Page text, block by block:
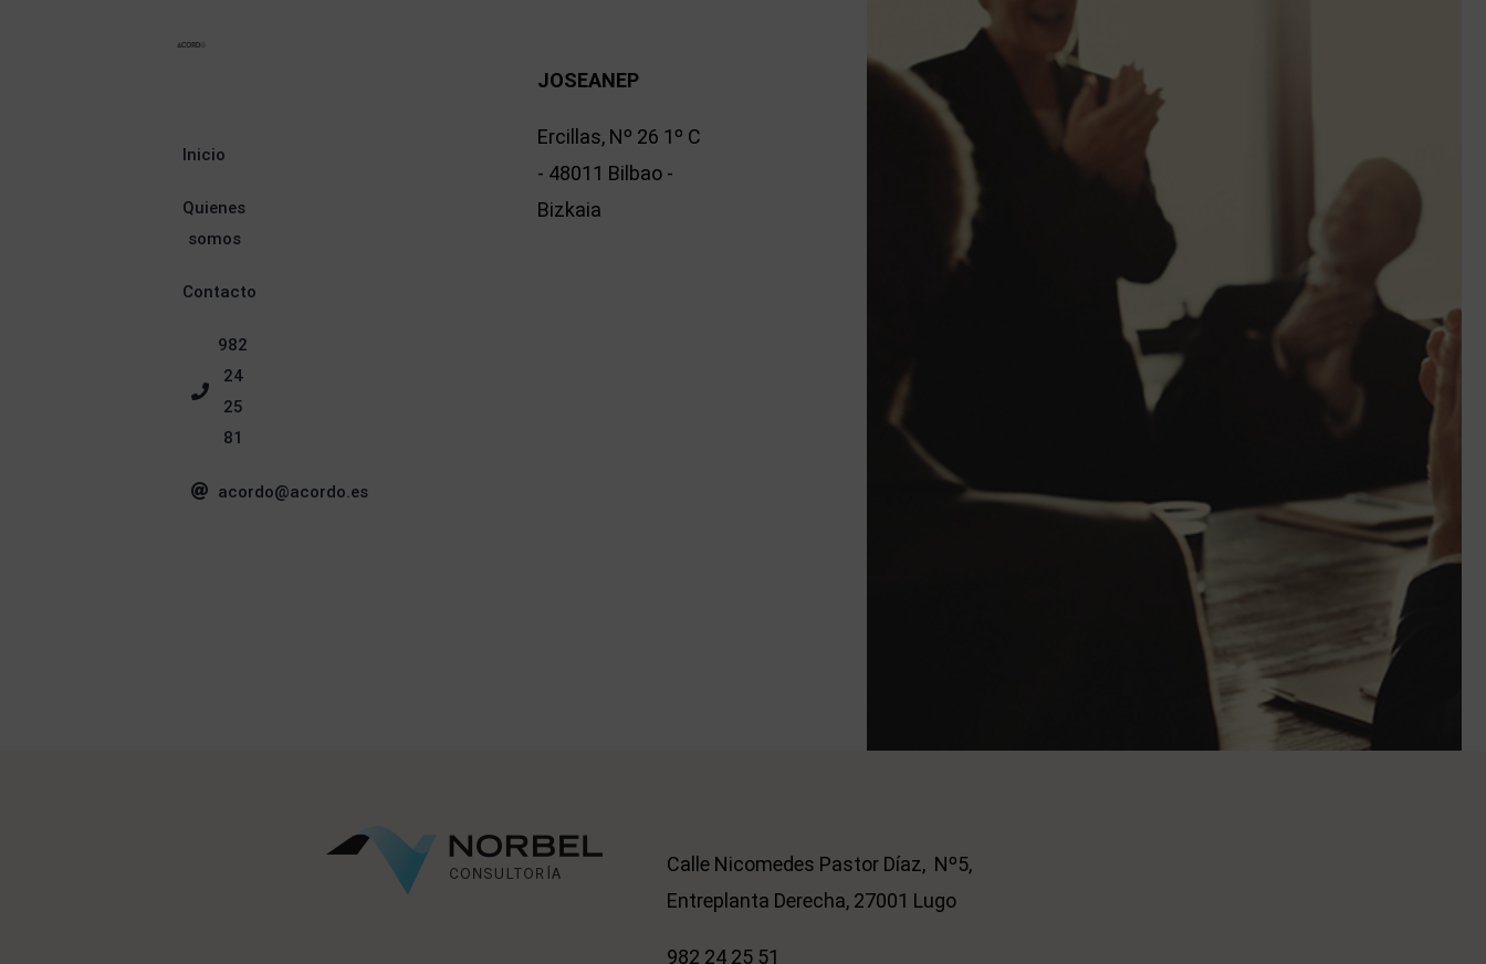
Inicio
Quienes
somos
Contacto
982
24
25
81
acordo@acordo.es
JOSEANEP
Ercillas, Nº 26 1º C
- 48011 Bilbao -
Bizkaia
Calle Nicomedes Pastor Díaz, Nº5,
Entreplanta Derecha, 27001 Lugo
982 24 25 51